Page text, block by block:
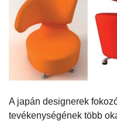
A japán designerek
tevékenységének több